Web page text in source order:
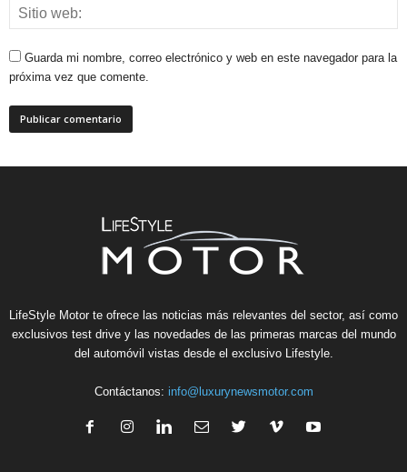
Guarda mi nombre, correo electrónico y web en este navegador para la
próxima vez que comente.
LifeStyle Motor te ofrece las noticias más relevantes del sector, así como
exclusivos test drive y las novedades de las primeras marcas del mundo
del automóvil vistas desde el exclusivo Lifestyle.
Contáctanos: info@luxurynewsmotor.com